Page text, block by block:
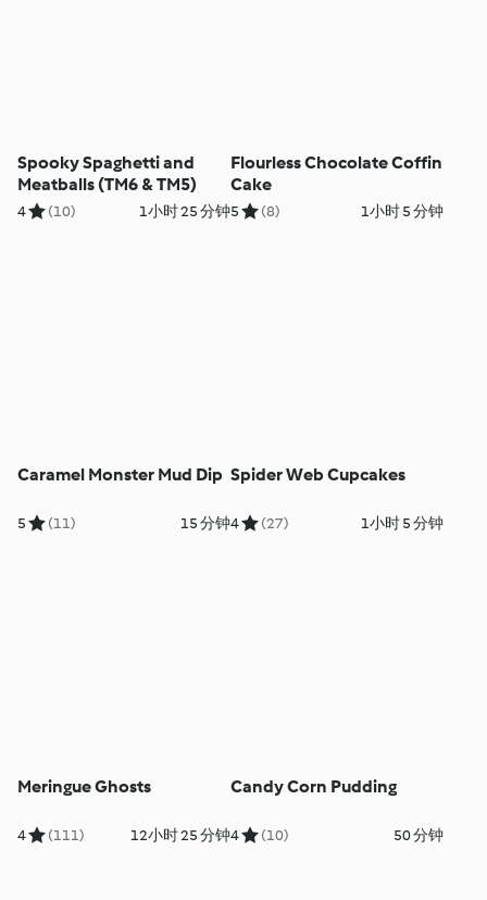
Spooky Spaghetti and
Meatballs (TM6 & TM5)
4 (10) 1小时 25 分钟
Flourless Chocolate Coffin
Cake
5 (8) 1小时 5 分钟
Caramel Monster Mud Dip
5 (11) 15 分钟
Spider Web Cupcakes
4 (27) 1小时 5 分钟
Meringue Ghosts
4 (111) 12小时 25 分钟
Candy Corn Pudding
4 (10) 50 分钟